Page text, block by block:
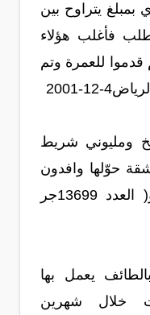
يتراوح بين
فأغلب هؤلاء
قدموا للعمرة وتم
2001
جهاز نسخ ومليوني شريط
حوّلها وافدون
لمركز لنسخ أشرطة الفيديو( العدد 13699جر
بالطائف يعمل بها
خلال شهرين